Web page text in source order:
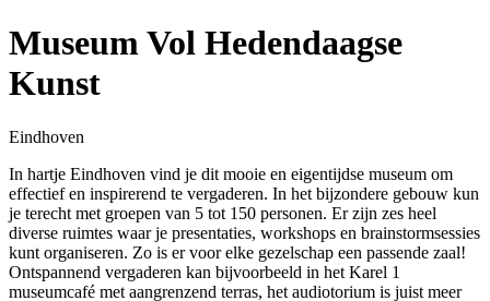
Museum Vol Hedendaagse
Kunst
Eindhoven
In hartje Eindhoven vind je dit mooie en eigentijdse museum om
effectief en inspirerend te vergaderen. In het bijzondere gebouw kun
je terecht met groepen van 5 tot 150 personen. Er zijn zes heel
diverse ruimtes waar je presentaties, workshops en brainstormsessies
kunt organiseren. Zo is er voor elke gezelschap een passende zaal!
Ontspannend vergaderen kan bijvoorbeeld in het Karel 1
museumcafé met aangrenzend terras, het audiotorium is juist meer